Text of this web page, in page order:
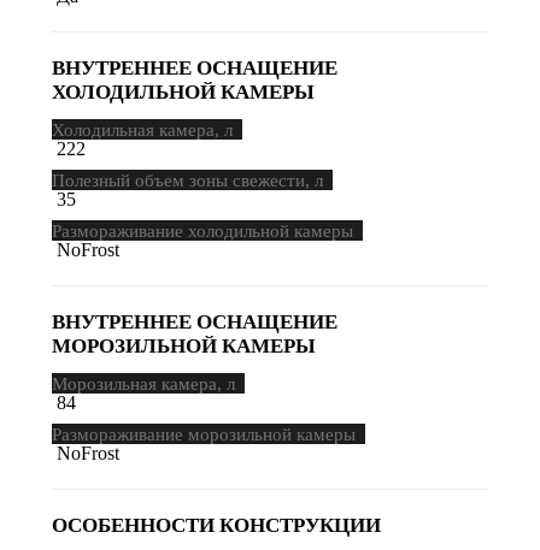
ВНУТРЕННЕЕ ОСНАЩЕНИЕ
ХОЛОДИЛЬНОЙ КАМЕРЫ
Холодильная камера, л
222
Полезный объем зоны свежести, л
35
Размораживание холодильной камеры
NoFrost
ВНУТРЕННЕЕ ОСНАЩЕНИЕ
МОРОЗИЛЬНОЙ КАМЕРЫ
Морозильная камера, л
84
Размораживание морозильной камеры
NoFrost
ОСОБЕННОСТИ КОНСТРУКЦИИ